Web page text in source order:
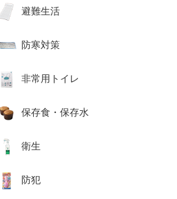
避難生活
防寒対策
非常用トイレ
保存食・保存水
衛生
防犯